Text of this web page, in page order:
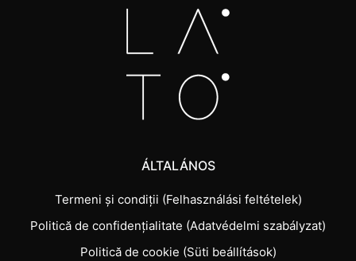
ÁLTALÁNOS
Termeni și condiții (Felhasználási feltételek)
Politică de confidențialitate (Adatvédelmi szabályzat)
Politică de cookie (Süti beállítások)